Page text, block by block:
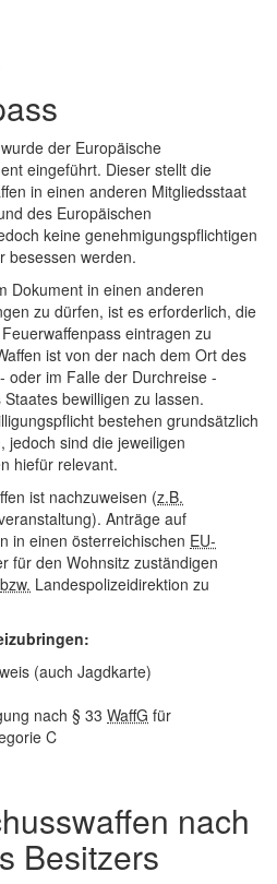
der Europäische
eingeführt. Dieser stellt die
in einen anderen Mitgliedsstaat
des Europäischen
keine genehmigungspflichtigen
besessen werden.
Dokument in einen anderen
zu dürfen, ist es erforderlich, die
eintragen zu
ist von der nach dem Ort des
oder im Falle der Durchreise -
bewilligen zu lassen.
bestehen grundsätzlich
jedoch sind die jeweiligen
hiefür relevant.
ist nachzuweisen (z.B.
Anträge auf
in einen österreichischen EU-
für den Wohnsitz zuständigen
bzw. Landespolizeidirektion zu
(auch Jagdkarte)
nach § 33 WaffG für
C
nach
Besitzers